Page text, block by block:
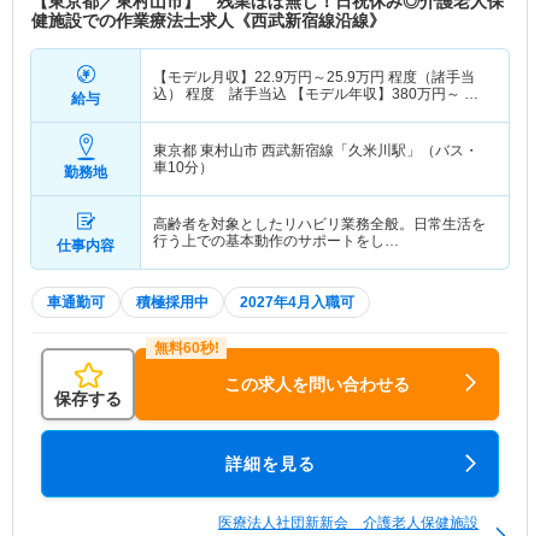
健施設での作業療法士求人《西武新宿線沿線》
給与
【モデル月収】 22.9万円～25.9万円 程度（諸手当
込） 程度 諸手当込 【モデル年収】 380万円～ 程
勤務地
東京都 東村山市 西武新宿線「久米川駅」（バス・
車10分）
仕事内容
高齢者を対象としたリハビリ業務全般。日常生活を
行う上での基本動作のサポートをし…
車通勤可 積極採用中 2027年4月入職可
保存する
この求人を問い合わせる
詳細を見る
医療法人社団新新会 介護老人保健施設